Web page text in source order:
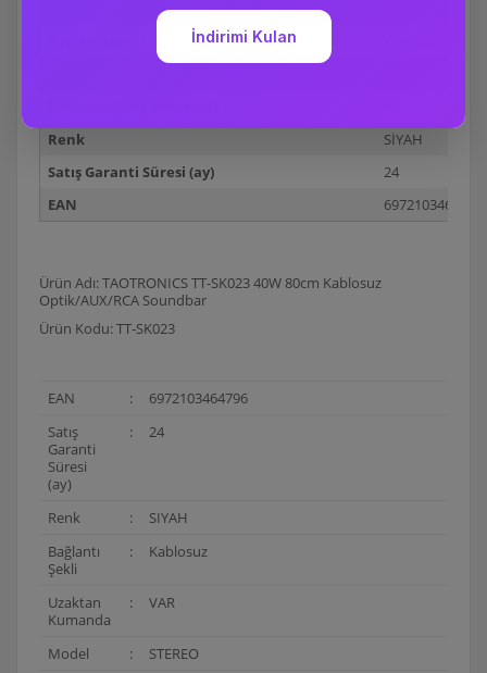
Uzaktan Kumanda
Renk
SİYAH
Satış Garanti Süresi (ay)
24
EAN
6972103464796
Ürün Adı: TAOTRONICS TT-SK023 40W 80cm Kablosuz
Optik/AUX/RCA Soundbar
Ürün Kodu: TT-SK023
EAN :
6972103464796
Satış
Garanti
Süresi
(ay)
: 24
Renk :
SIYAH
Bağlantı
Şekli
: Kablosuz
Uzaktan
Kumanda
: VAR
Model :
STEREO